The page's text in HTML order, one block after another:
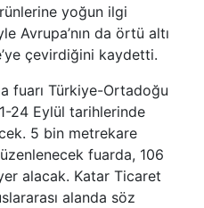
yoğun ilgi
Avrupa’nın da örtü altı
çevirdiğini kaydetti.
fuarı Türkiye-Ortadoğu
24 Eylül tarihlerinde
5 bin metrekare
fuarda, 106
alacak. Katar Ticaret
alanda söz